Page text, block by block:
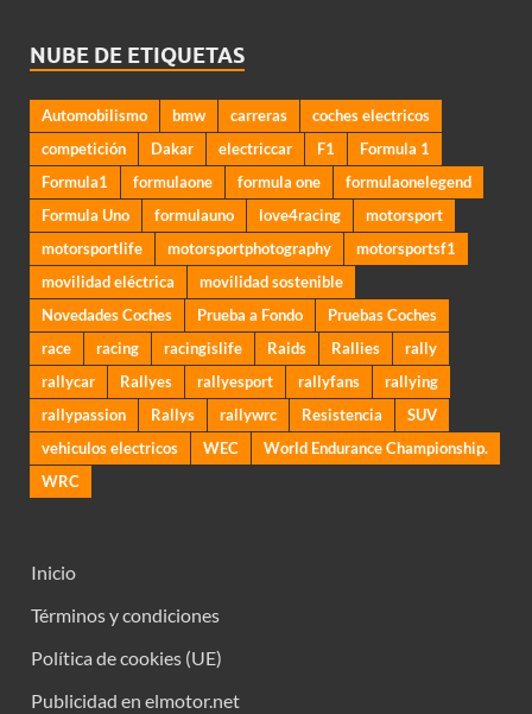
NUBE DE ETIQUETAS
Automobilismo bmw carreras
coches electricos
competición
Dakar electriccar F1
Formula 1
Formula1
formulaone formula one
formulaonelegend
Formula Uno
formulauno love4racing
motorsport
motorsportlife
motorsportphotography
motorsportsf1
movilidad eléctrica
movilidad sostenible
Novedades Coches
Prueba a Fondo
Pruebas Coches
race
racing racingislife Raids Rallies
rally
rallycar
Rallyes rallyesport rallyfans
rallying
rallypassion
Rallys rallywrc Resistencia
SUV
vehiculos electricos
WEC
World Endurance Championship.
WRC
Inicio
Términos y condiciones
Política de cookies (UE)
Publicidad en elmotor.net